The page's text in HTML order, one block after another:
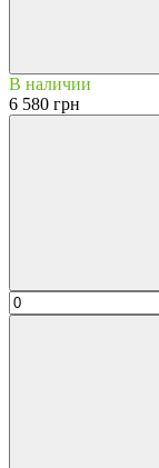
В наличии
6 580 грн